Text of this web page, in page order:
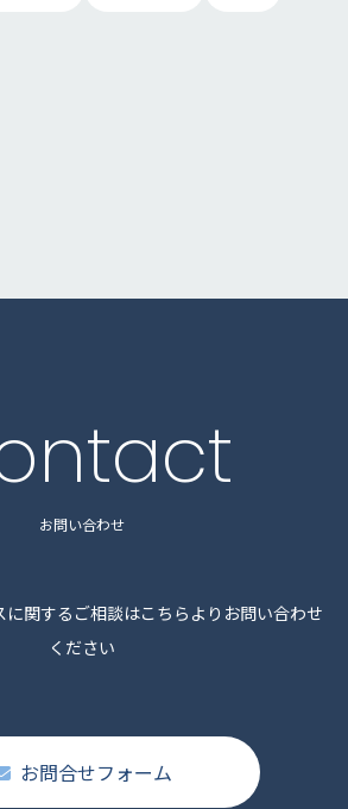
お問い合わせ
関するご相談はこちらよりお問い合わせ
ください
お問合せフォーム